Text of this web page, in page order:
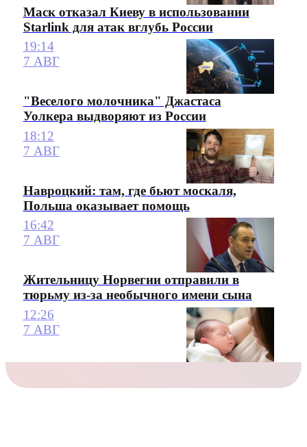
Маск отказал Киеву в использовании
Starlink для атак вглубь России
19:14
7 АВГ
"Веселого молочника" Джастаса
Уолкера выдворяют из России
18:12
7 АВГ
Навроцкий: там, где бьют москаля,
Польша оказывает помощь
16:42
7 АВГ
Жительницу Норвегии отправили в
тюрьму из-за необычного имени сына
12:26
7 АВГ